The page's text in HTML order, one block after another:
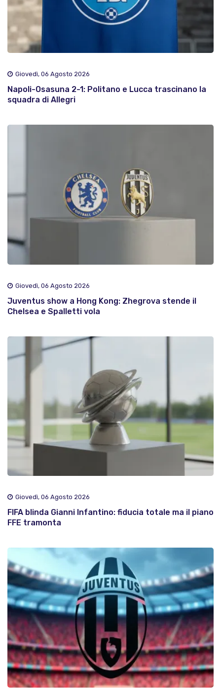
Giovedì, 06 Agosto 2026
Napoli-Osasuna 2-1: Politano e Lucca trascinano la
squadra di Allegri
Giovedì, 06 Agosto 2026
Juventus show a Hong Kong: Zhegrova stende il
Chelsea e Spalletti vola
Giovedì, 06 Agosto 2026
FIFA blinda Gianni Infantino: fiducia totale ma il piano
FFE tramonta